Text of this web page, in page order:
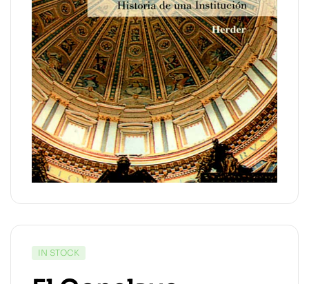
IN STOCK